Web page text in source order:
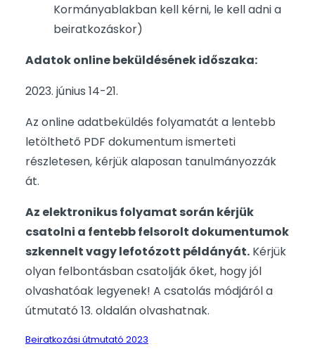
Kormányablakban kell kérni, le kell adni a
beiratkozáskor)
Adatok online beküldésének időszaka:
2023. június 14-21.
Az online adatbeküldés folyamatát a lentebb
letölthető PDF dokumentum ismerteti
részletesen, kérjük alaposan tanulmányozzák
át.
Az elektronikus folyamat során kérjük
csatolni a fentebb felsorolt dokumentumok
szkennelt vagy lefotózott példányát. Kérjük
olyan felbontásban csatolják őket, hogy jól
olvashatóak legyenek! A csatolás módjáról a
útmutató 13. oldalán olvashatnak.
Beiratkozási útmutató 2023